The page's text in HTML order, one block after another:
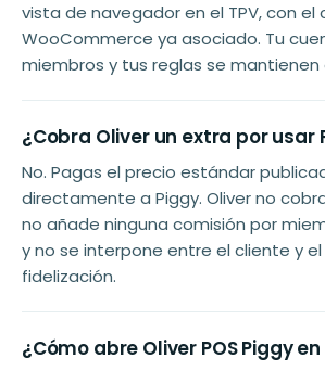
vista de navegador en el TPV, con el
WooCommerce ya asociado. Tu
miembros y tus reglas se mantienen
¿Cobra Oliver un extra por usar
No. Pagas el precio estándar
directamente a Piggy. Oliver no
no añade ninguna comisión por
y no se interpone entre el cliente y
fidelización.
¿Cómo abre Oliver POS Piggy en